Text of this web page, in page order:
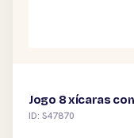
Jogo 8 xícaras
ID: S47870